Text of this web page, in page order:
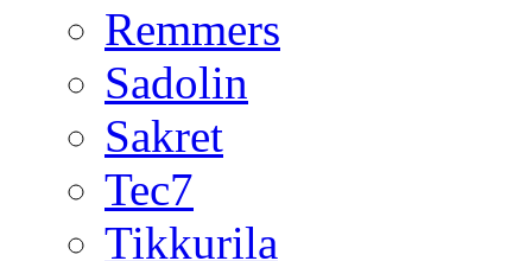
Remmers
Sadolin
Sakret
Tec7
Tikkurila